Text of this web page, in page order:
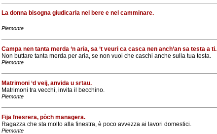
La donna bisogna giudicarla nel bere e nel camminare.
Piemonte
Campa nen tanta merda ‘n aria, sa ‘t veuri ca casca nen anch‘an sa testa a ti.
Non buttare tanta merda per aria, se non vuoi che caschi anche sulla tua testa.
Piemonte
Matrimoni ‘d veij, anvida u srtau.
Matrimoni tra vecchi, invita il becchino.
Piemonte
Fija fnesrera, pòch managera.
Ragazza che sta molto alla finestra, è poco avvezza ai lavori domestici.
Piemonte